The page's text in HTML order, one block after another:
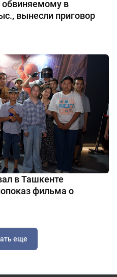
в
вынесли приговор
в Ташкенте
фильма о
еще